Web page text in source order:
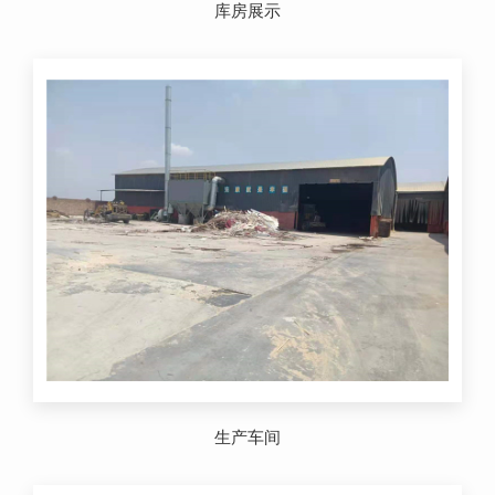
库房展示
生产车间